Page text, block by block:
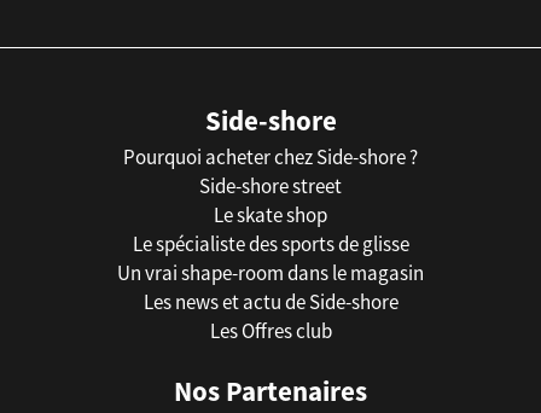
Side-shore
Pourquoi acheter chez Side-shore ?
Side-shore street
Le skate shop
Le spécialiste des sports de glisse
Un vrai shape-room dans le magasin
Les news et actu de Side-shore
Les Offres club
Nos Partenaires